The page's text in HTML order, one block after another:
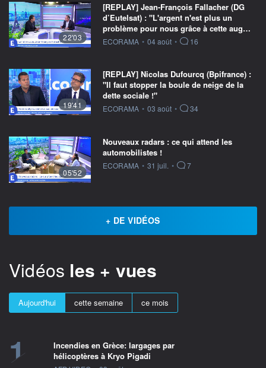
22'03
[REPLAY] Jean-François Fallacher (DG
d’Eutelsat) : "L'argent n'est plus un
problème pour nous grâce à cette aug…
information fournie par
ECORAMA • 04 août • 16
19'41
[REPLAY] Nicolas Dufourcq (Bpifrance) :
"Il faut stopper la boule de neige de la
dette sociale !"
information fournie par
ECORAMA • 03 août • 34
05'52
Nouveaux radars : ce qui attend les
automobilistes !
information fournie par
ECORAMA • 31 juil. • 7
+ DE VIDÉOS
Vidéos les + vues
Aujourd'hui cette semaine ce mois
1
Incendies en Grèce: largages par
hélicoptères à Kryo Pigadi